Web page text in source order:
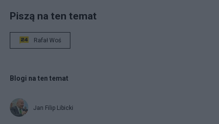
Piszą na ten temat
Rafał Woś
Blogi na ten temat
Jan Filip Libicki